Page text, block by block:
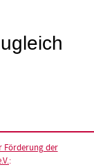
Förderung der
: